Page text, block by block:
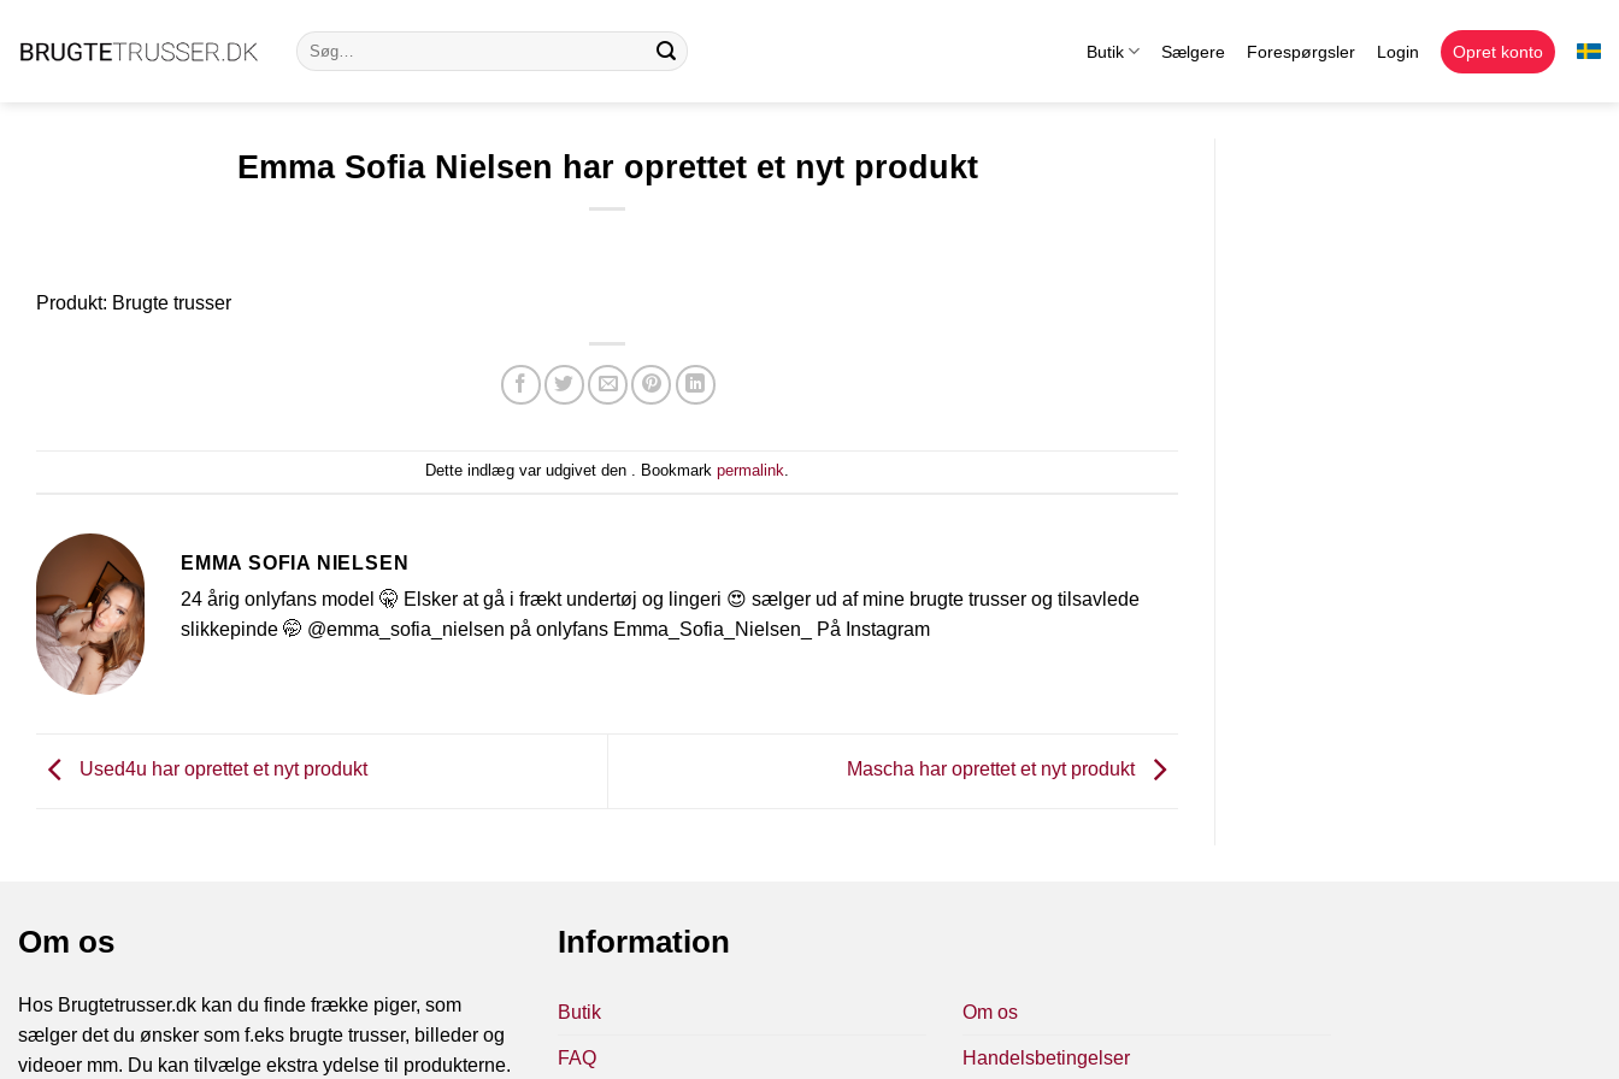
Søg
efter:
Butik Sælgere Forespørgsler Login Opret konto
Emma Sofia Nielsen har oprettet et nyt produkt
Produkt: Brugte trusser
Dette indlæg var udgivet den . Bookmark permalink
EMMA SOFIA NIELSEN
24 årig onlyfans model 🤫 Elsker at gå i frækt undertøj og lingeri 😍 sælger ud af mine brugte trusser og tilsavlede
slikkepinde 🤭 @emma_sofia_nielsen på onlyfans Emma_Sofia_Nielsen_ På Instagram
Used4u har oprettet et nyt produkt Mascha har oprettet et nyt produkt
Om os
Hos Brugtetrusser.dk kan du finde frække piger, som
sælger det du ønsker som f.eks brugte trusser, billeder og
videoer mm. Du kan tilvælge ekstra ydelse til produkterne.
Information
Butik
FAQ
Om os
Handelsbetingelser